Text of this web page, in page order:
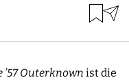
Outerknown ist die